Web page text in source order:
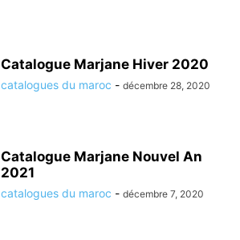
Catalogue Marjane Hiver 2020
catalogues du maroc - décembre 28, 2020
Catalogue Marjane Nouvel An
2021
catalogues du maroc - décembre 7, 2020